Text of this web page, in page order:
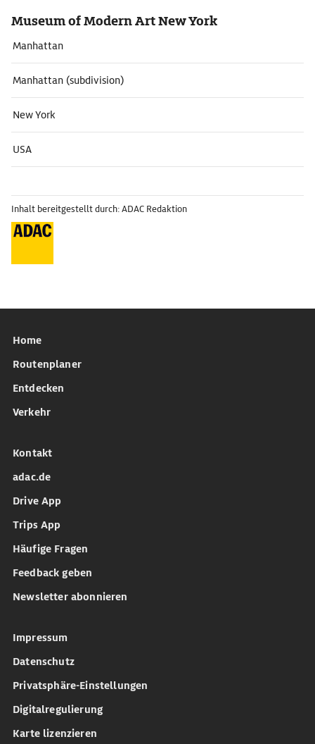
Museum of Modern Art New York
Manhattan
Manhattan (subdivision)
New York
USA
Inhalt bereitgestellt durch: ADAC Redaktion
Home
Routenplaner
Entdecken
Verkehr
Kontakt
adac.de
Drive App
Trips App
Häufige Fragen
Feedback geben
Newsletter abonnieren
Impressum
Datenschutz
Privatsphäre-Einstellungen
Digitalregulierung
Karte lizenzieren